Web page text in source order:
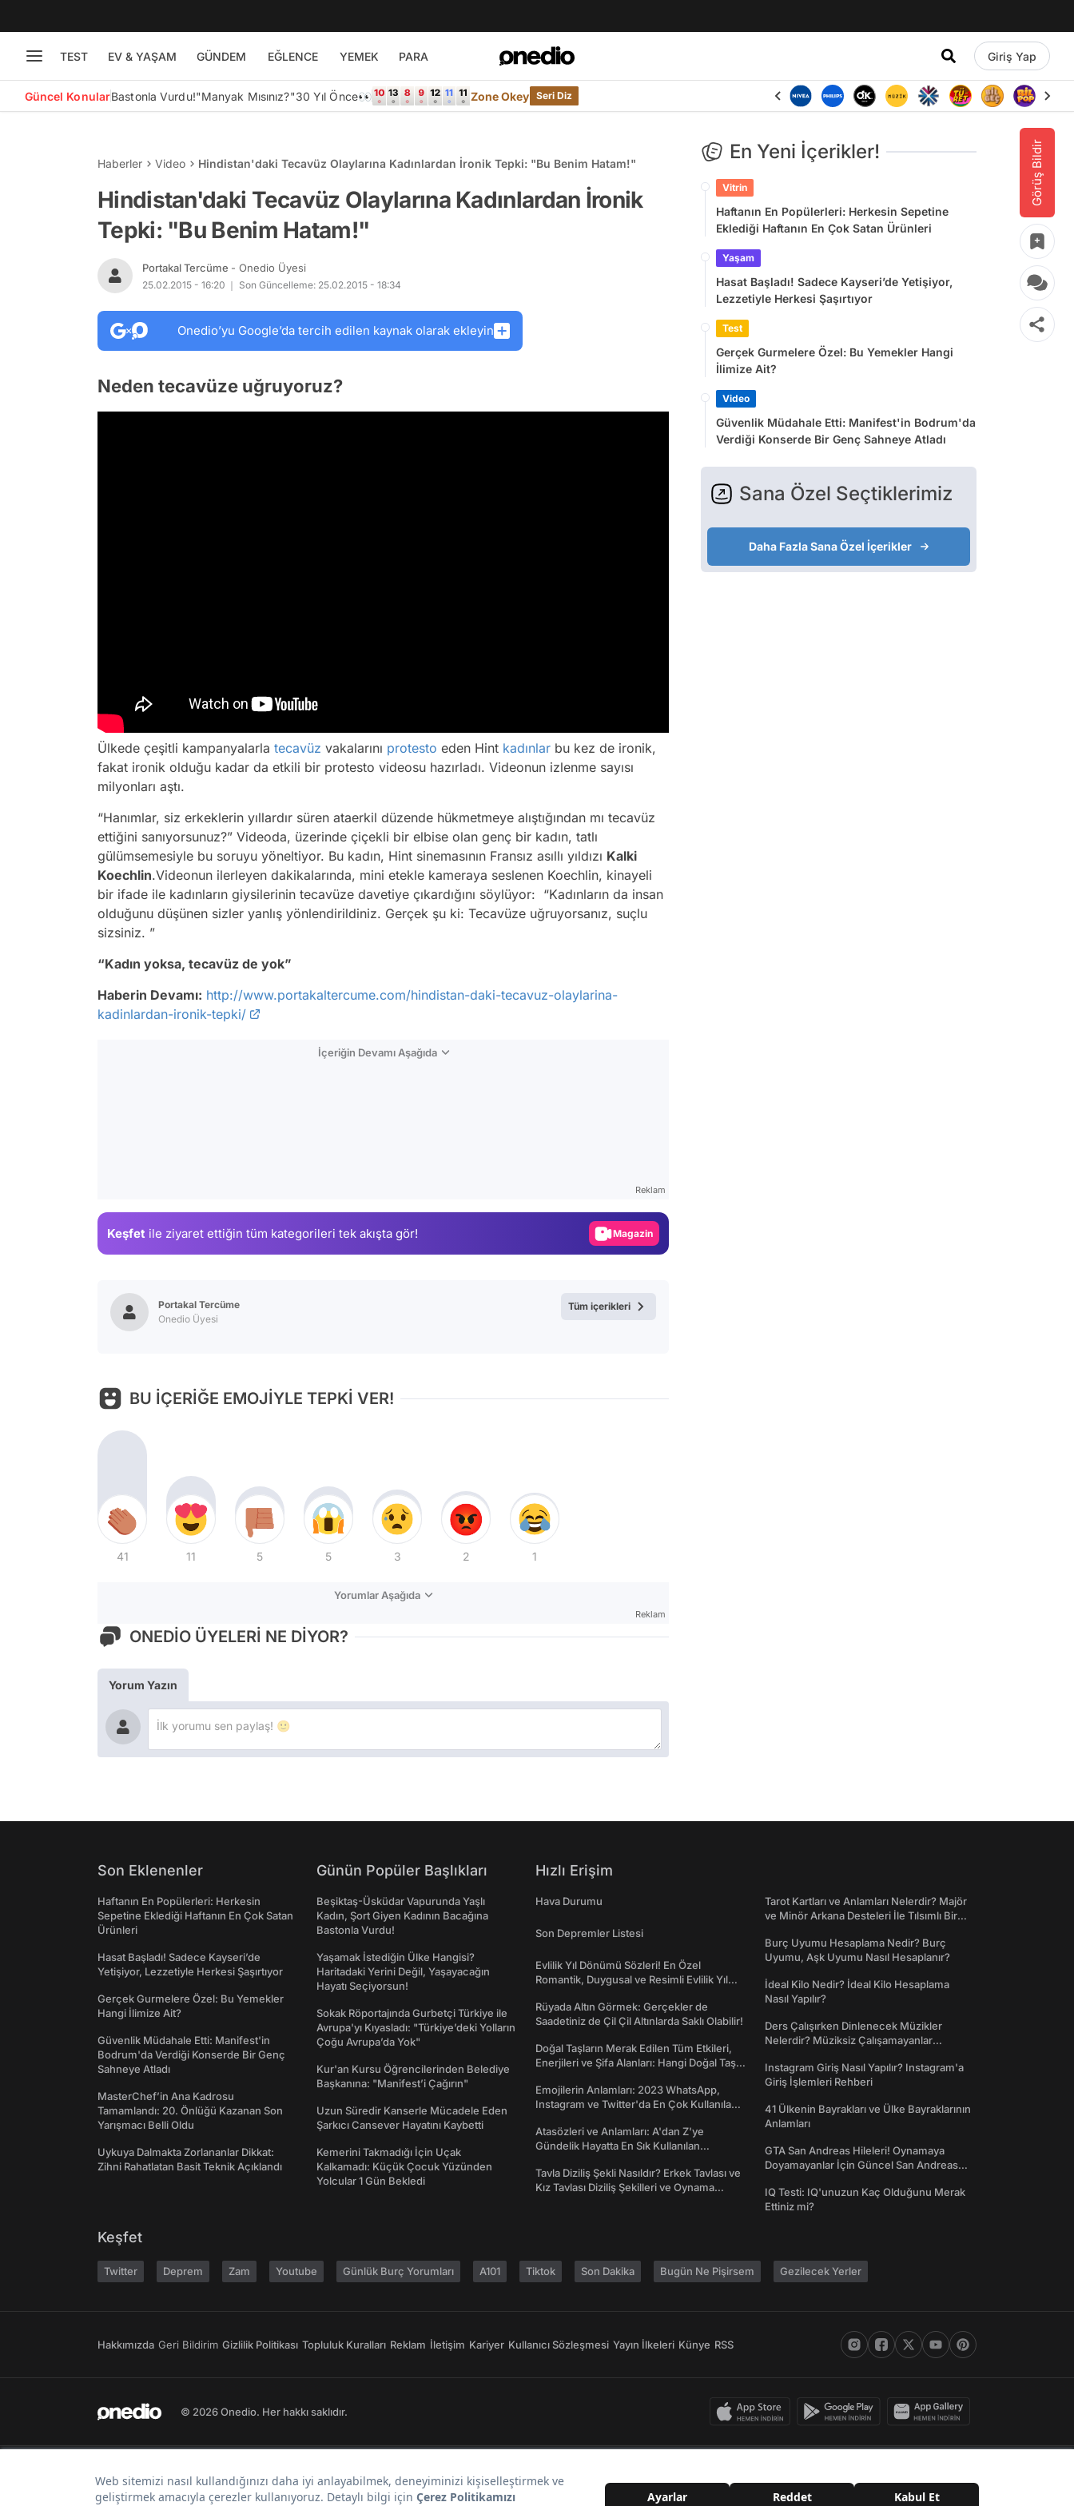
TEST EV & YAŞAM GÜNDEM EĞLENCE YEMEK PARA Giriş Yap
Güncel KonularBastonla Vurdu!"Manyak Mısınız?"30 Yıl Önce👀 Zone Okey Seri Diz
Görüş Bildir
Haberler Video Hindistan'daki Tecavüz Olaylarına Kadınlardan İronik Tepki: "Bu Benim Hatam!"
Hindistan'daki Tecavüz Olaylarına Kadınlardan İronik
Tepki: "Bu Benim Hatam!"
Portakal Tercüme - Onedio Üyesi
25.02.2015 - 16:20 Son Güncelleme: 25.02.2015 - 18:34
Onedio’yu Google’da tercih edilen kaynak olarak ekleyin
Neden tecavüze uğruyoruz?
Ülkede çeşitli kampanyalarla tecavüz vakalarını protesto eden Hint kadınlar bu kez de ironik,
fakat ironik olduğu kadar da etkili bir protesto videosu hazırladı. Videonun izlenme sayısı
milyonları aştı.
“Hanımlar, siz erkeklerin yıllardır süren ataerkil düzende hükmetmeye alıştığından mı tecavüz
ettiğini sanıyorsunuz?” Videoda, üzerinde çiçekli bir elbise olan genç bir kadın, tatlı
gülümsemesiyle bu soruyu yöneltiyor. Bu kadın, Hint sinemasının Fransız asıllı yıldızı Kalki
Koechlin.Videonun ilerleyen dakikalarında, mini etekle kameraya seslenen Koechlin, kinayeli
bir ifade ile kadınların giysilerinin tecavüze davetiye çıkardığını söylüyor: “Kadınların da insan
olduğunu düşünen sizler yanlış yönlendirildiniz. Gerçek şu ki: Tecavüze uğruyorsanız, suçlu
sizsiniz. ”
“Kadın yoksa, tecavüz de yok”
Haberin Devamı: http://www.portakaltercume.com/hindistan-daki-tecavuz-olaylarina-
kadinlardan-ironik-tepki/
İçeriğin Devamı Aşağıda
Reklam
Keşfet ile ziyaret ettiğin tüm kategorileri tek akışta gör! Magazin
Portakal Tercüme
Onedio Üyesi
Tüm içerikleri
BU İÇERİĞE EMOJİYLE TEPKİ VER!
41 11 5 5 3 2 1
Yorumlar Aşağıda
Reklam
ONEDİO ÜYELERİ NE DİYOR?
Yorum Yazın
En Yeni İçerikler!
Vitrin
Haftanın En Popülerleri: Herkesin Sepetine
Eklediği Haftanın En Çok Satan Ürünleri
Yaşam
Hasat Başladı! Sadece Kayseri’de Yetişiyor,
Lezzetiyle Herkesi Şaşırtıyor
Test
Gerçek Gurmelere Özel: Bu Yemekler Hangi
İlimize Ait?
Video
Güvenlik Müdahale Etti: Manifest'in Bodrum'da
Verdiği Konserde Bir Genç Sahneye Atladı
Sana Özel Seçtiklerimiz
Daha Fazla Sana Özel İçerikler
Son Eklenenler
Haftanın En Popülerleri: Herkesin
Sepetine Eklediği Haftanın En Çok Satan
Ürünleri
Hasat Başladı! Sadece Kayseri’de
Yetişiyor, Lezzetiyle Herkesi Şaşırtıyor
Gerçek Gurmelere Özel: Bu Yemekler
Hangi İlimize Ait?
Güvenlik Müdahale Etti: Manifest'in
Bodrum'da Verdiği Konserde Bir Genç
Sahneye Atladı
MasterChef’in Ana Kadrosu
Tamamlandı: 20. Önlüğü Kazanan Son
Yarışmacı Belli Oldu
Uykuya Dalmakta Zorlananlar Dikkat:
Zihni Rahatlatan Basit Teknik Açıklandı
Günün Popüler Başlıkları
Beşiktaş-Üsküdar Vapurunda Yaşlı
Kadın, Şort Giyen Kadının Bacağına
Bastonla Vurdu!
Yaşamak İstediğin Ülke Hangisi?
Haritadaki Yerini Değil, Yaşayacağın
Hayatı Seçiyorsun!
Sokak Röportajında Gurbetçi Türkiye ile
Avrupa'yı Kıyasladı: "Türkiye’deki Yolların
Çoğu Avrupa’da Yok"
Kur'an Kursu Öğrencilerinden Belediye
Başkanına: "Manifest’i Çağırın"
Uzun Süredir Kanserle Mücadele Eden
Şarkıcı Cansever Hayatını Kaybetti
Kemerini Takmadığı İçin Uçak
Kalkamadı: Küçük Çocuk Yüzünden
Yolcular 1 Gün Bekledi
Hızlı Erişim
Hava Durumu
Son Depremler Listesi
Evlilik Yıl Dönümü Sözleri! En Özel
Romantik, Duygusal ve Resimli Evlilik Yıl
Rüyada Altın Görmek: Gerçekler de
Saadetiniz de Çil Çil Altınlarda Saklı Olabilir!
Doğal Taşların Merak Edilen Tüm Etkileri,
Enerjileri ve Şifa Alanları: Hangi Doğal Taş
Emojilerin Anlamları: 2023 WhatsApp,
Instagram ve Twitter'da En Çok Kullanılan
Atasözleri ve Anlamları: A'dan Z'ye
Gündelik Hayatta En Sık Kullanılan
Tavla Diziliş Şekli Nasıldır? Erkek Tavlası ve
Kız Tavlası Diziliş Şekilleri ve Oynama
Tarot Kartları ve Anlamları Nelerdir? Majör
ve Minör Arkana Desteleri İle Tılsımlı Bir
Burç Uyumu Hesaplama Nedir? Burç
Uyumu, Aşk Uyumu Nasıl Hesaplanır?
İdeal Kilo Nedir? İdeal Kilo Hesaplama
Nasıl Yapılır?
Ders Çalışırken Dinlenecek Müzikler
Nelerdir? Müziksiz Çalışamayanlar
Instagram Giriş Nasıl Yapılır? Instagram'a
Giriş İşlemleri Rehberi
41 Ülkenin Bayrakları ve Ülke Bayraklarının
Anlamları
GTA San Andreas Hileleri! Oynamaya
Doyamayanlar İçin Güncel San Andreas
IQ Testi: IQ'unuzun Kaç Olduğunu Merak
Ettiniz mi?
Keşfet
Twitter Deprem Zam Youtube Günlük Burç Yorumları A101 Tiktok Son Dakika Bugün Ne Pişirsem Gezilecek Yerler
Hakkımızda Geri Bildirim Gizlilik Politikası Topluluk Kuralları Reklam İletişim Kariyer Kullanıcı Sözleşmesi Yayın İlkeleri Künye RSS
© 2026 Onedio. Her hakkı saklıdır.